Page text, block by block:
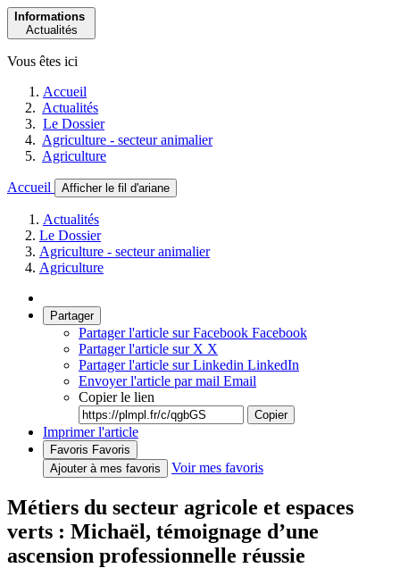
Informations
Actualités
Vous êtes ici
Accueil
Actualités
Le Dossier
Agriculture - secteur animalier
Agriculture
Accueil Afficher le fil d'ariane
Actualités
Le Dossier
Agriculture - secteur animalier
Agriculture
Partager
Partager l'article sur Facebook Facebook
Partager l'article sur X X
Partager l'article sur Linkedin LinkedIn
Envoyer l'article par mail Email
Copier le lien
Copier
Imprimer l'article
Favoris Favoris
Ajouter à mes favoris
Voir mes favoris
Métiers du secteur agricole et espaces
verts : Michaël, témoignage d’une
ascension professionnelle réussie